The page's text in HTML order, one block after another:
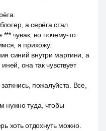
а серёга стал
*** чувак, но почему-то
я прихожу.
синий внутри мартини, а
она так чувствует
пожалуйста. Все,
нужно туда, чтобы
хоть отдохнуть можно.